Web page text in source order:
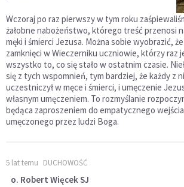
Wczoraj po raz pierwszy w tym roku
żałobne nabożeństwo, którego treść przenosi
męki i śmierci Jezusa. Można sobie wyobrazić,
zamknięci w Wieczerniku uczniowie, którzy raz
wszystko to, co się stało w ostatnim czasie.
się z tych wspomnień, tym bardziej, że każdy z
uczestniczył w męce i śmierci, i umęczenie
własnym umęczeniem. To rozmyślanie
będąca zaproszeniem do empatycznego
umęczonego przez ludzi Boga.
5 lat temu DUCHOWOŚĆ
o. Robert Więcek SJ